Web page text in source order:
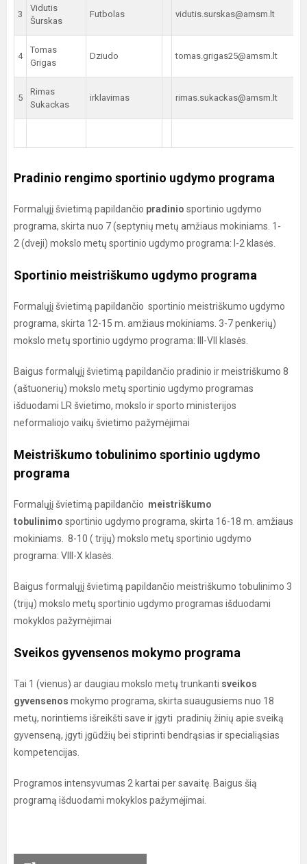
3
Vidutis
Šurskas
Futbolas vidutis.surskas@amsm.lt
4
Tomas
Grigas
Dziudo tomas.grigas25@amsm.lt
5
Rimas
Sukackas
irklavimas rimas.sukackas@amsm.lt
Pradinio rengimo sportinio ugdymo programa
Formalųjį švietimą papildančio pradinio sportinio ugdymo
programa, skirta nuo 7 (septynių metų amžiaus mokiniams. 1-
2 (dveji) mokslo metų sportinio ugdymo programa: I-2 klasės.
Sportinio meistriškumo ugdymo programa
Formalųjį švietimą papildančio sportinio meistriškumo ugdymo
programa, skirta 12-15 m. amžiaus mokiniams. 3-7 penkerių)
mokslo metų sportinio ugdymo programa: III-VII klasės.
Baigus formalųjį švietimą papildančio pradinio ir meistriškumo 8
(aštuonerių) mokslo metų sportinio ugdymo programas
išduodami LR švietimo, mokslo ir sporto ministerijos
neformaliojo vaikų švietimo pažymėjimai
Meistriškumo tobulinimo sportinio ugdymo
programa
Formalųjį švietimą papildančio meistriškumo
tobulinimo sportinio ugdymo programa, skirta 16-18 m. amžiaus
mokiniams. 8-10 ( trijų) mokslo metų sportinio ugdymo
programa: VIII-X klasės.
Baigus formalųjį švietimą papildančio meistriškumo tobulinimo 3
(trijų) mokslo metų sportinio ugdymo programas išduodami
mokyklos pažymėjimai
Sveikos gyvensenos mokymo programa
Tai 1 (vienus) ar daugiau mokslo metų trunkanti sveikos
gyvensenos mokymo programa, skirta suaugusiems nuo 18
metų, norintiems išreikšti save ir įgyti pradinių žinių apie sveiką
gyvenseną, įgyti įgūdžių bei stiprinti bendrąsias ir specialiąsias
kompetencijas.
Programos intensyvumas 2 kartai per savaitę. Baigus šią
programą išduodami mokyklos pažymėjimai.